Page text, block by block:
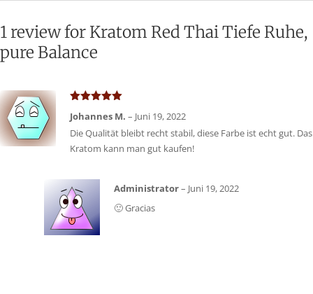
1 review for Kratom Red Thai Tiefe Ruhe,
pure Balance
mit5von 5
Johannes M. – Juni 19, 2022
Die Qualität bleibt recht stabil, diese Farbe ist echt gut. Das
Kratom kann man gut kaufen!
Administrator– Juni 19, 2022
🙂 Gracias